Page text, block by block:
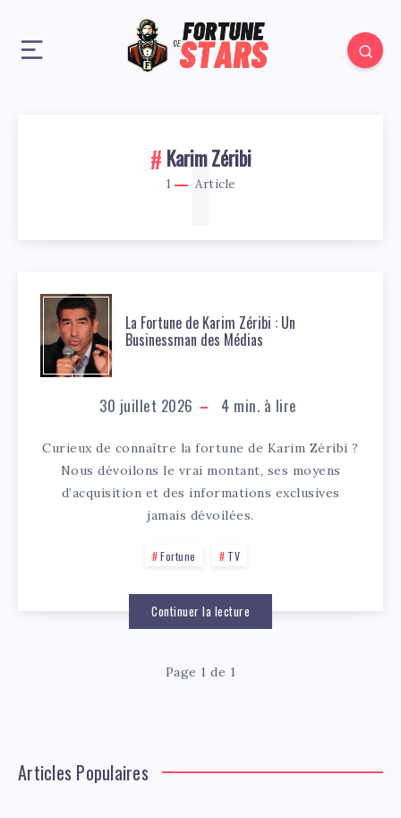
Karim Zéribi
1 Article
1
La Fortune de Karim Zéribi : Un
Businessman des Médias
30 juillet 2026 4 min. à lire
Curieux de connaître la fortune de Karim Zéribi ?
Nous dévoilons le vrai montant, ses moyens
d’acquisition et des informations exclusives
jamais dévoilées.
Fortune TV
Continuer la lecture
Page 1 de 1
Articles Populaires